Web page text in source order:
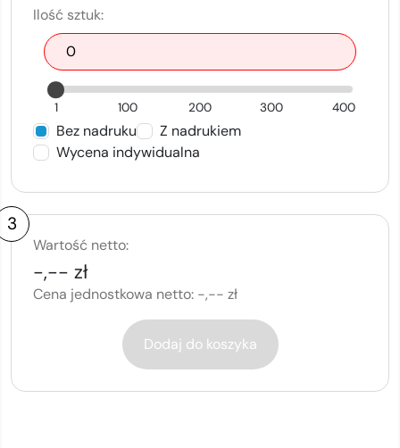
Ilość sztuk:
1 100 200 300 400
Bez nadruku
Z nadrukiem
Wycena indywidualna
3
Wartość netto:
-,-- zł
Cena jednostkowa netto: -,-- zł
Dodaj do koszyka